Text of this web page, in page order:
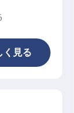
く見る